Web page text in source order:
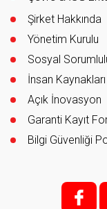
Şirket Hakkında
Yönetim Kurulu
Sosyal
İnsan Kaynakları
Açık İnovasyon
Garanti Kayıt
Bilgi Güvenliği
f;